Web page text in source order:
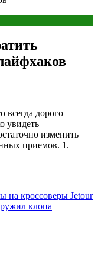
всегда дорого
увидеть
изменить
приемов. 1.
на кроссоверы Jetour
клопа